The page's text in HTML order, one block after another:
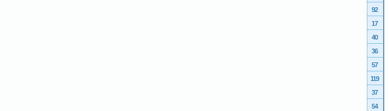
92
17
40
36
57
119
37
54